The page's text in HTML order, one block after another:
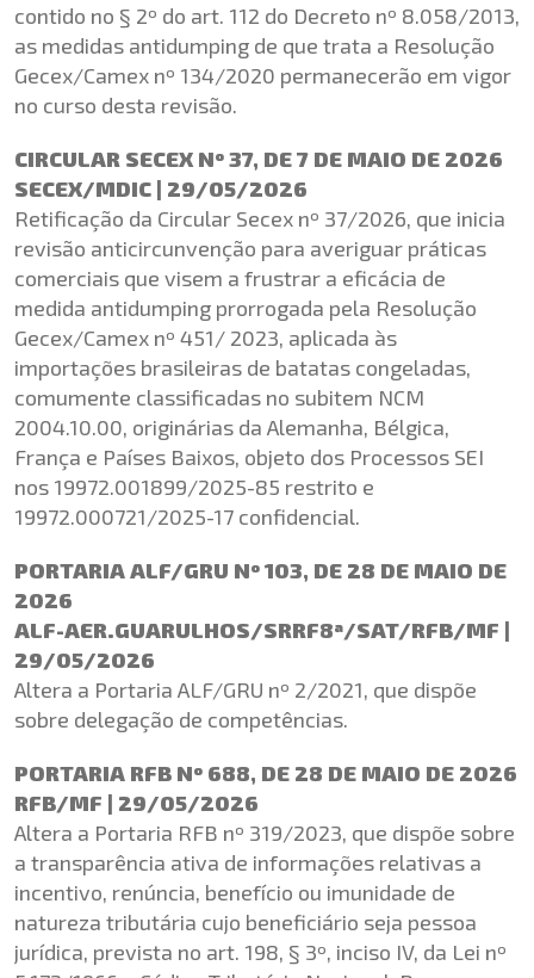
contido no § 2º do art. 112 do Decreto nº 8.058/2013,
as medidas antidumping de que trata a Resolução
Gecex/Camex nº 134/2020 permanecerão em vigor
no curso desta revisão.
CIRCULAR SECEX Nº 37, DE 7 DE MAIO DE 2026
SECEX/MDIC | 29/05/2026
Retificação da Circular Secex nº 37/2026, que inicia
revisão anticircunvenção para averiguar práticas
comerciais que visem a frustrar a eficácia de
medida antidumping prorrogada pela Resolução
Gecex/Camex nº 451/ 2023, aplicada às
importações brasileiras de batatas congeladas,
comumente classificadas no subitem NCM
2004.10.00, originárias da Alemanha, Bélgica,
França e Países Baixos, objeto dos Processos SEI
nos 19972.001899/2025-85 restrito e
19972.000721/2025-17 confidencial.
PORTARIA ALF/GRU Nº 103, DE 28 DE MAIO DE
2026
ALF-AER.GUARULHOS/SRRF8ª/SAT/RFB/MF |
29/05/2026
Altera a Portaria ALF/GRU nº 2/2021, que dispõe
sobre delegação de competências.
PORTARIA RFB Nº 688, DE 28 DE MAIO DE 2026
RFB/MF | 29/05/2026
Altera a Portaria RFB nº 319/2023, que dispõe sobre
a transparência ativa de informações relativas a
incentivo, renúncia, benefício ou imunidade de
natureza tributária cujo beneficiário seja pessoa
jurídica, prevista no art. 198, § 3º, inciso IV, da Lei nº